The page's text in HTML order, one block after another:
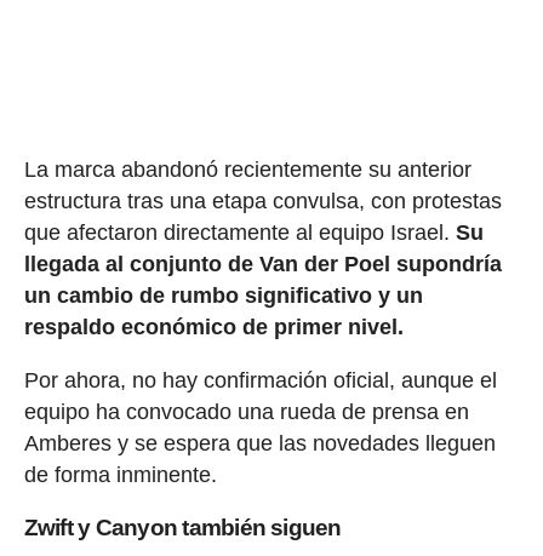
La marca abandonó recientemente su anterior
estructura tras una etapa convulsa, con protestas
que afectaron directamente al equipo Israel. Su
llegada al conjunto de Van der Poel supondría
un cambio de rumbo significativo y un
respaldo económico de primer nivel.
Por ahora, no hay confirmación oficial, aunque el
equipo ha convocado una rueda de prensa en
Amberes y se espera que las novedades lleguen
de forma inminente.
Zwift y Canyon también siguen